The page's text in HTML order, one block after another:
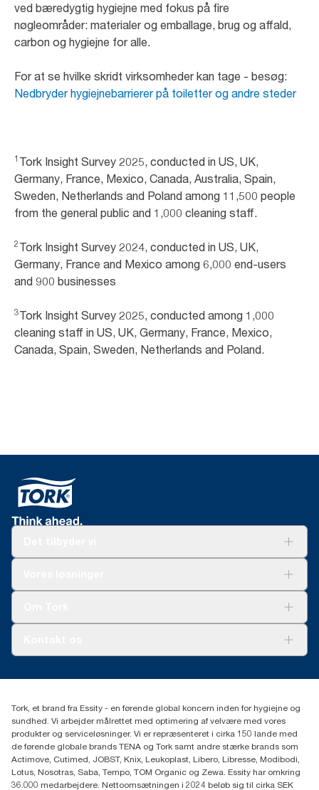
ved bæredygtig hygiejne med fokus på fire
nøgleområder: materialer og emballage, brug og affald,
carbon og hygiejne for alle.
For at se hvilke skridt virksomheder kan tage - besøg:
Nedbryder hygiejnebarrierer på toiletter og andre steder
1 Tork Insight Survey 2025, conducted in US, UK,
Germany, France, Mexico, Canada, Australia, Spain,
Sweden, Netherlands and Poland among 11,500 people
from the general public and 1,000 cleaning staff.
2 Tork Insight Survey 2024, conducted in US, UK,
Germany, France and Mexico among 6,000 end-users
and 900 businesses
3Tork Insight Survey 2025, conducted among 1,000
cleaning staff in US, UK, Germany, France, Mexico,
Canada, Spain, Sweden, Netherlands and Poland.
Smiley-rapport
(+45) 48 16 82 44
Professional Hygiene
Gydevang 33
DK-3450 Allerød
Tork, et brand fra Essity - en førende global koncern inden for hygiejne og
sundhed. Vi arbejder målrettet med optimering af velvære med vores
produkter og serviceløsninger. Vi er repræsenteret i cirka 150 lande med
de førende globale brands TENA og Tork samt andre stærke brands som
Actimove, Cutimed, JOBST, Knix, Leukoplast, Libero, Libresse, Modibodi,
Lotus, Nosotras, Saba, Tempo, TOM Organic og Zewa. Essity har omkring
36.000 medarbejdere. Nettoomsætningen i 2024 beløb sig til cirka SEK